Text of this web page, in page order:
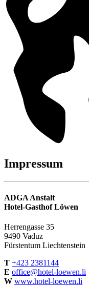
Impressum
ADGA Anstalt
Hotel-Gasthof Löwen
Herrengasse 35
9490 Vaduz
Fürstentum Liechtenstein
T +423 2381144
E office@hotel-loewen.li
W www.hotel-loewen.li